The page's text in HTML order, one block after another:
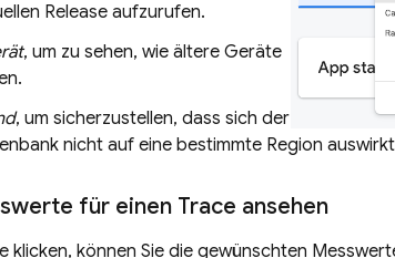
Release aufzurufen.
, um zu sehen, wie ältere Geräte
, um sicherzustellen, dass sich der
nicht auf eine bestimmte Region
für einen Trace ansehen
klicken, können Sie die gewünschten